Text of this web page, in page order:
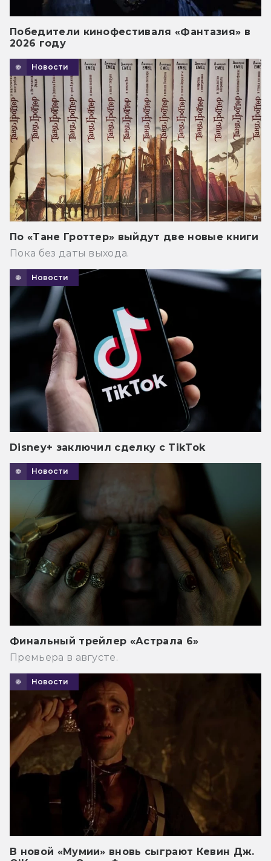
Победители кинофестиваля «Фантазия» в
2026 году
Новости
По «Тане Гроттер» выйдут две новые книги
Пока без даты выхода.
Новости
Disney+ заключил сделку с TikTok
Новости
Финальный трейлер «Астрала 6»
Премьера в августе.
Новости
В новой «Мумии» вновь сыграют Кевин Дж.